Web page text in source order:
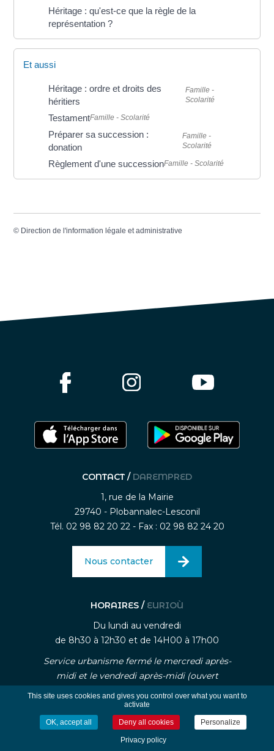
Héritage : qu'est-ce que la règle de la
représentation ?
Et aussi
Héritage : ordre et droits des
héritiers
Famille -
Scolarité
TestamentFamille - Scolarité
Préparer sa succession :
donation
Famille -
Scolarité
Règlement d'une successionFamille - Scolarité
© Direction de l'information légale et administrative
CONTACT / DAREMPRED
1, rue de la Mairie
29740 - Plobannalec-Lesconil
Tél. 02 98 82 20 22 - Fax : 02 98 82 24 20
Nous contacter
HORAIRES / EURIOÙ
Du lundi au vendredi
de 8h30 à 12h30 et de 14H00 à 17h00
Service urbanisme fermé le mercredi après-
midi et le vendredi après-midi (ouvert
Mentions légales-Traitement des données personnelle -Gestion des cookies
This site uses cookies and gives you control over what you want to
activate
OK, accept all Deny all cookies Personalize
Privacy policy